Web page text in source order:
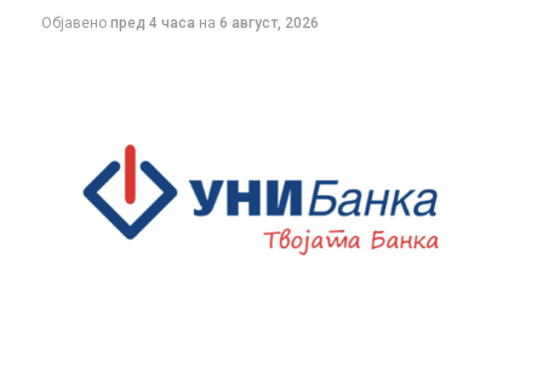
Повеќе информации за условите на понудата се
Објавено пред 4 часа на 6 август, 2026